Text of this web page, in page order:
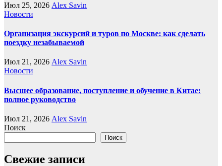
Июл 25, 2026 Alex Savin
Новости
Организация экскурсий и туров по Москве: как сделать
поездку незабываемой
Июл 21, 2026 Alex Savin
Новости
Высшее образование, поступление и обучение в Китае:
полное руководство
Июл 21, 2026 Alex Savin
Поиск
Поиск
Свежие записи